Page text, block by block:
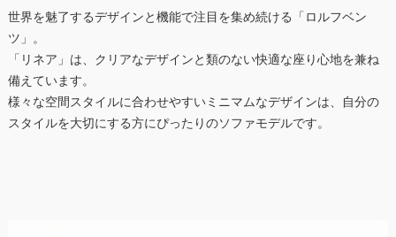
世界を魅了するデザインと機能で注目を集め続ける「ロルフベン
ツ」。
「リネア」は、クリアなデザインと類のない快適な座り心地を兼ね
備えています。
様々な空間スタイルに合わせやすいミニマムなデザインは、自分の
スタイルを大切にする方にぴったりのソファモデルです。